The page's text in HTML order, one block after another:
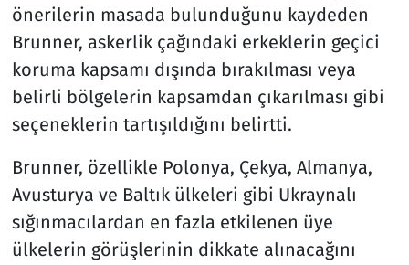
önerilerin masada bulunduğunu kaydeden
Brunner, askerlik çağındaki erkeklerin geçici
koruma kapsamı dışında bırakılması veya
belirli bölgelerin kapsamdan çıkarılması gibi
seçeneklerin tartışıldığını belirtti.
Brunner, özellikle Polonya, Çekya, Almanya,
Avusturya ve Baltık ülkeleri gibi Ukraynalı
sığınmacılardan en fazla etkilenen üye
ülkelerin görüşlerinin dikkate alınacağını